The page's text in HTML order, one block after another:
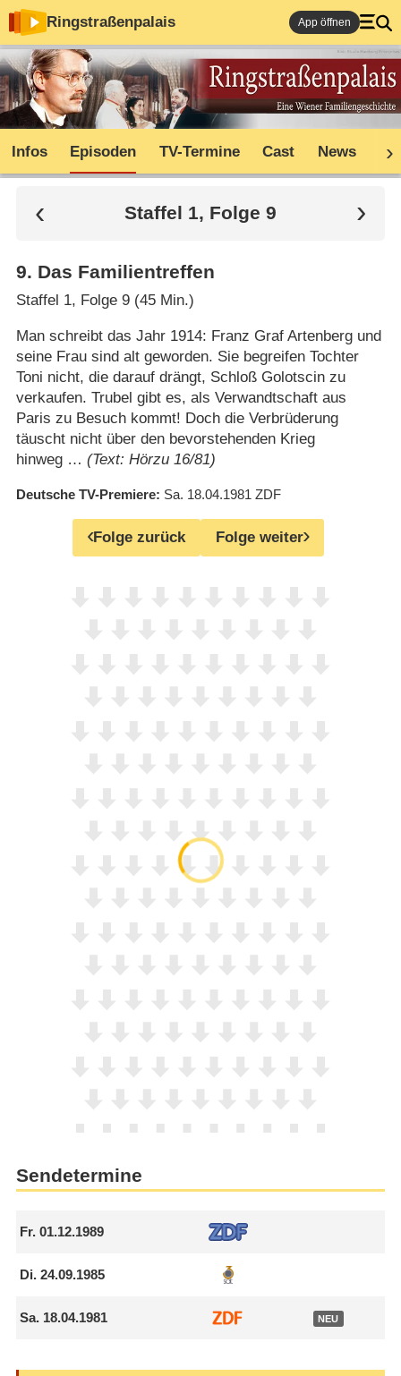
Ringstraßenpalais App öffnen
Infos Episoden TV-Termine Cast News
Staffel 1, Folge 9
9. Das Familientreffen
Staffel 1, Folge 9 (45 Min.)
Man schreibt das Jahr 1914: Franz Graf Artenberg und
seine Frau sind alt geworden. Sie begreifen Tochter
Toni nicht, die darauf drängt, Schloß Golotscin zu
verkaufen. Trubel gibt es, als Verwandtschaft aus
Paris zu Besuch kommt! Doch die Verbrüderung
täuscht nicht über den bevorstehenden Krieg
hinweg … (Text: Hörzu 16/81)
Deutsche TV-Premiere Sa. 18.04.1981 ZDF
Folge zurück Folge weiter
Sendetermine
Fr.01.12.1989
Di.24.09.1985
Sa.18.04.1981 NEU